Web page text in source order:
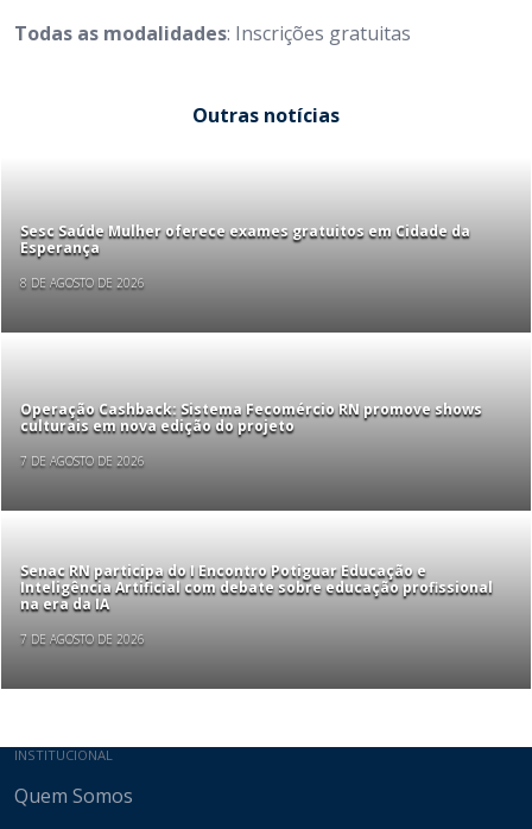
Todas as modalidades: Inscrições gratuitas
Outras notícias
Sesc Saúde Mulher oferece exames gratuitos em Cidade da
Esperança
8 DE AGOSTO DE 2026
Operação Cashback: Sistema Fecomércio RN promove shows
culturais em nova edição do projeto
7 DE AGOSTO DE 2026
Senac RN participa do I Encontro Potiguar Educação e
Inteligência Artificial com debate sobre educação profissional
na era da IA
7 DE AGOSTO DE 2026
Mapa do site
INSTITUCIONAL
Quem Somos